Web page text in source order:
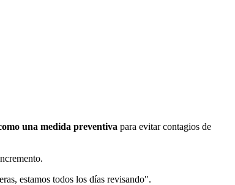
una medida preventiva para evitar contagios de
estamos todos los días revisando".